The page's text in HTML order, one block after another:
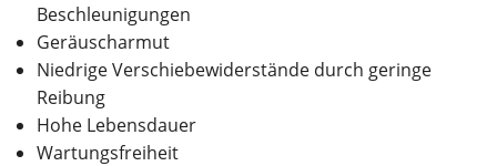
Beschleunigungen
Geräuscharmut
Niedrige Verschiebewiderstände durch geringe
Reibung
Hohe Lebensdauer
Wartungsfreiheit